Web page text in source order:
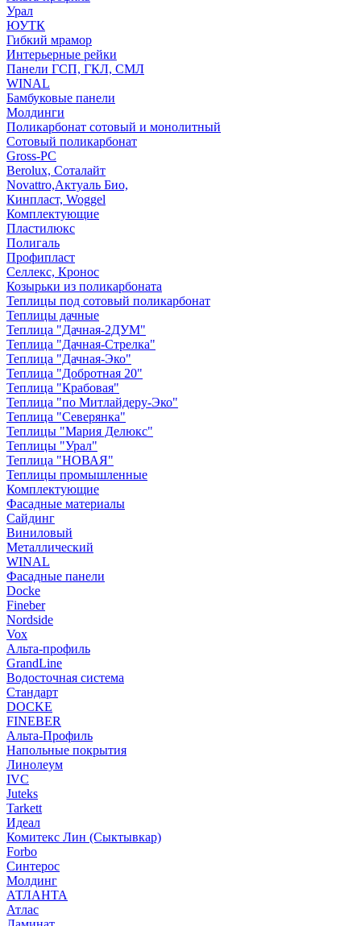
Урал
ЮУТК
Гибкий мрамор
Интерьерные рейки
Панели ГСП, ГКЛ, СМЛ
WINAL
Бамбуковые панели
Молдинги
Поликарбонат сотовый и монолитный
Сотовый поликарбонат
Gross-PC
Berolux, Соталайт
Novattro,Актуаль Био,
Кинпласт, Woggel
Комплектующие
Пластилюкс
Полигаль
Профипласт
Селлекс, Кронос
Козырьки из поликарбоната
Теплицы под сотовый поликарбонат
Теплицы дачные
Теплица "Дачная-2ДУМ"
Теплица "Дачная-Стрелка"
Теплица "Дачная-Эко"
Теплица "Добротная 20"
Теплица "Крабовая"
Теплица "по Митлайдеру-Эко"
Теплица "Северянка"
Теплицы "Мария Делюкс"
Теплицы "Урал"
Теплица "НОВАЯ"
Теплицы промышленные
Комплектующие
Фасадные материалы
Сайдинг
Виниловый
Металлический
WINAL
Фасадные панели
Docke
Fineber
Nordside
Vox
Альта-профиль
GrandLine
Водосточная система
Стандарт
DOCKE
FINEBER
Альта-Профиль
Напольные покрытия
Линолеум
IVC
Juteks
Tarkett
Идеал
Комитекс Лин (Сыктывкар)
Forbo
Синтерос
Молдинг
АТЛАНТА
Атлас